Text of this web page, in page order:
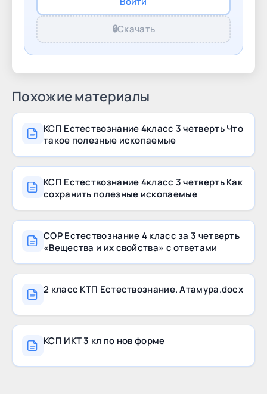
(Начальная школа): правилам. Умение
🔒Скачать
Похожие материалы
КСП Естествознание 4класс 3 четверть Что
такое полезные ископаемые
КСП Естествознание 4класс 3 четверть Как
сохранить полезные ископаемые
СОР Естествознание 4 класс за 3 четверть
«Вещества и их свойства» с ответами
2 класс КТП Естествознание. Атамура.docx
КСП ИКТ 3 кл по нов форме